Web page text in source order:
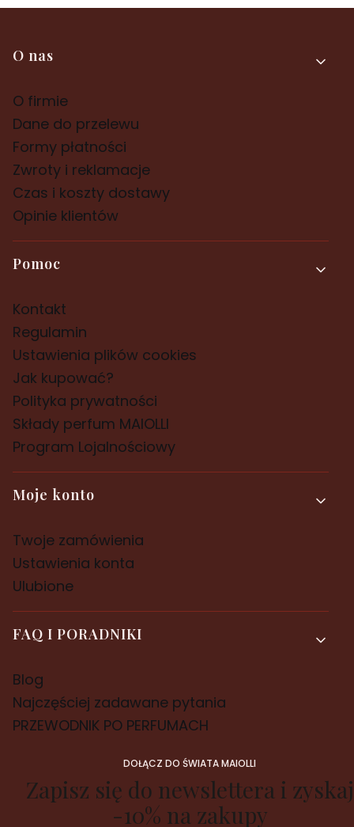
Linki w stopce
O nas
O firmie
Dane do przelewu
Formy płatności
Zwroty i reklamacje
Czas i koszty dostawy
Opinie klientów
Pomoc
Kontakt
Regulamin
Ustawienia plików cookies
Jak kupować?
Polityka prywatności
Składy perfum MAIOLLI
Program Lojalnościowy
Moje konto
Twoje zamówienia
Ustawienia konta
Ulubione
FAQ I PORADNIKI
Blog
Najczęściej zadawane pytania
PRZEWODNIK PO PERFUMACH
DOŁĄCZ DO ŚWIATA MAIOLLI
Zapisz się do newslettera i zyskaj
-10% na zakupy